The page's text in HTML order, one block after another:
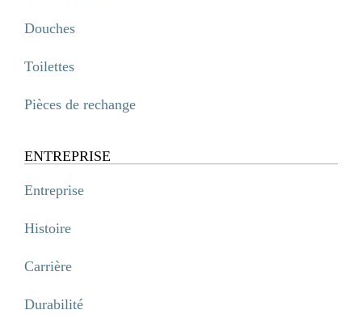
Douches
Toilettes
Pièces de rechange
ENTREPRISE
Entreprise
Histoire
Carrière
Durabilité